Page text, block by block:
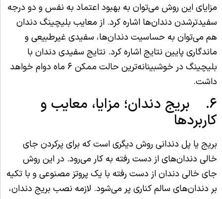
مزایای این روش می‌توان به بهبود اعتماد به نفس و دو درجه
سفیدترشدن دندان‌ها اشاره کرد. از معایب بلیچینگ دندان
هم می‌توان به حساسیت دندان‌ها، سفیدی غیرطبیعی و
ماندگاری پایین نتایج اشاره کرد. نتایج سفیدی دندان با
بلیچینگ در خوشبینانه‌ترین حالت ممکن ۶ ماه دوام خواهد
داشت.
۶. بریج دندان؛ مزایا، معایب و
کاربردها
بریج یا پل دندانی روش دیگری است که برای پرکردن جای
خالی دندان‌های از دست رفته به کار می‌رود. در این روش
جای خالی دندان از دست رفته با یک پروتز مصنوعی و با تکیه
بر دندان‌های سالم کناری پر می‌شود. لازمه نصب بریج دندان،